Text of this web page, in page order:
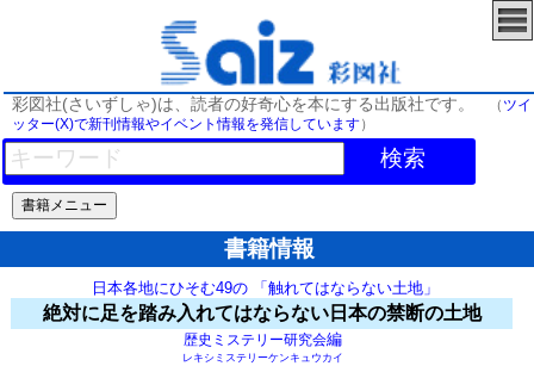
彩図社(さいずしゃ)は、読者の好奇心を本にする出版社です。 （ ツイ
ッター(X)で新刊情報やイベント情報を発信しています）
検索
書籍情報
日本各地にひそむ49の 「触れてはならない土地」
絶対に足を踏み入れてはならない日本の禁断の土地
歴史ミステリー研究会編
レキシミステリーケンキュウカイ